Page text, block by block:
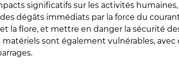
significatifs sur les activités
dégâts immédiats par la force du
la flore, et mettre en danger la sécurité
sont également vulnérables, avec